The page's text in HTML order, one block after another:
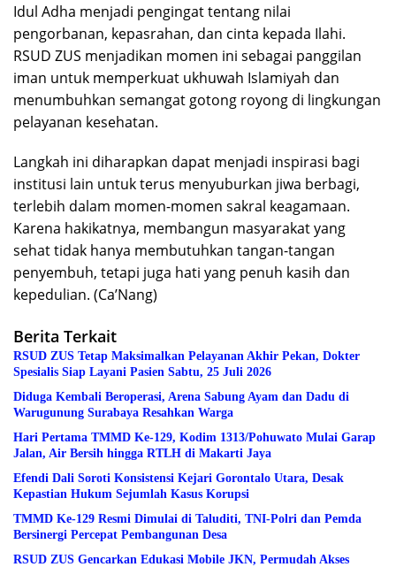
Idul Adha menjadi pengingat tentang nilai
pengorbanan, kepasrahan, dan cinta kepada Ilahi.
RSUD ZUS menjadikan momen ini sebagai panggilan
iman untuk memperkuat ukhuwah Islamiyah dan
menumbuhkan semangat gotong royong di lingkungan
pelayanan kesehatan.
Langkah ini diharapkan dapat menjadi inspirasi bagi
institusi lain untuk terus menyuburkan jiwa berbagi,
terlebih dalam momen-momen sakral keagamaan.
Karena hakikatnya, membangun masyarakat yang
sehat tidak hanya membutuhkan tangan-tangan
penyembuh, tetapi juga hati yang penuh kasih dan
kepedulian. (Ca’Nang)
Berita Terkait
RSUD ZUS Tetap Maksimalkan Pelayanan Akhir Pekan, Dokter
Spesialis Siap Layani Pasien Sabtu, 25 Juli 2026
Diduga Kembali Beroperasi, Arena Sabung Ayam dan Dadu di
Warugunung Surabaya Resahkan Warga
Hari Pertama TMMD Ke-129, Kodim 1313/Pohuwato Mulai Garap
Jalan, Air Bersih hingga RTLH di Makarti Jaya
Efendi Dali Soroti Konsistensi Kejari Gorontalo Utara, Desak
Kepastian Hukum Sejumlah Kasus Korupsi
TMMD Ke-129 Resmi Dimulai di Taluditi, TNI-Polri dan Pemda
Bersinergi Percepat Pembangunan Desa
RSUD ZUS Gencarkan Edukasi Mobile JKN, Permudah Akses